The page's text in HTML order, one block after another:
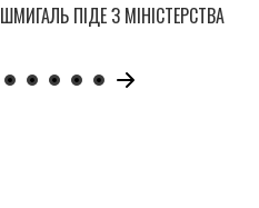
ПІДЕ З МІНІСТЕРСТВА